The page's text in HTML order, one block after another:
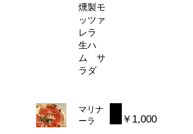
燻製モ
ッツァ
レラ
生ハ
ム サ
ラダ
マリナ
ーラ
￥1,000